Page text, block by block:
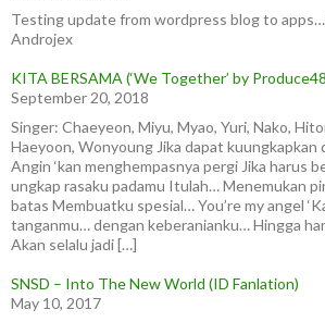
Testing update from wordpress blog to
Androjex
KITA BERSAMA (‘We Together’ by
September 20, 2018
Singer: Chaeyeon, Miyu, Myao, Yuri, Nako,
Haeyoon, Wonyoung Jika dapat kuungkapkan
Angin ‘kan menghempasnya pergi Jika harus
ungkap rasaku padamu Itulah… Menemukan
batas Membuatku spesial… You’re my angel
tanganmu… dengan keberanianku… Hingga
Akan selalu jadi […]
SNSD – Into The New World (ID Fanlation)
May 10, 2017